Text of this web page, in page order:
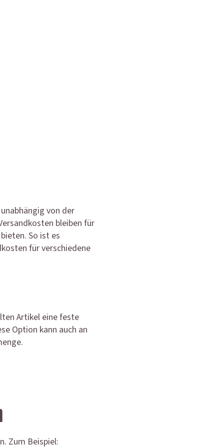
von der
bleiben für
So ist es
für verschiedene
Artikel eine feste
Option kann auch an
Zum Beispiel: